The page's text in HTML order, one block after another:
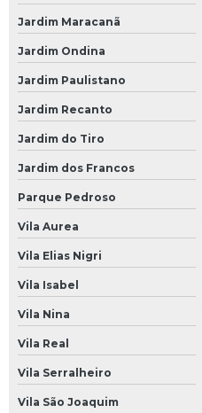
Empresa de Bateria Moura para
Empresa de Bateria para Caminhão
Empresa de Bateria para Caminhão
Loja de Bateria 150 Amperes para
Loja de Bateria Caminhão
Loja de Bateria de 150 Amperes
Loja de Bateria de Caminhão 150
Loja de Bateria de Caminhão 180
Loja de Bateria de Caminhão Moura
Loja de Bateria Moura de Caminhão
Loja de Bateria para Caminhão 150
Jardim Maracanã
Jardim Ondina
Jardim Paulistano
Jardim Recanto
Jardim do Tiro
Jardim dos Francos
Parque Pedroso
Vila Aurea
Vila Elias Nigri
Vila Isabel
Vila Nina
Vila Real
Vila Serralheiro
Vila São Joaquim